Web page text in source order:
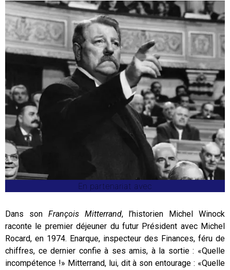
En partenariat avec
Dans son François Mitterrand, l’historien Michel Winock
raconte le premier déjeuner du futur Président avec Michel
Rocard, en 1974. Enarque, inspecteur des Finances, féru de
chiffres, ce dernier confie à ses amis, à la sortie : «Quelle
incompétence !» Mitterrand, lui, dit à son entourage : «Quelle